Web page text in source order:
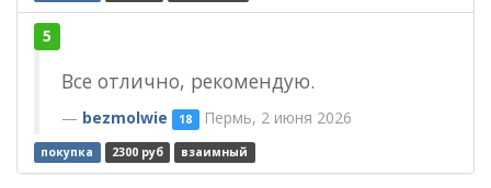
5
Все отлично, рекомендую.
bezmolwie 18 Пермь, 2 июня 2026
покупка 2300 руб взаимный